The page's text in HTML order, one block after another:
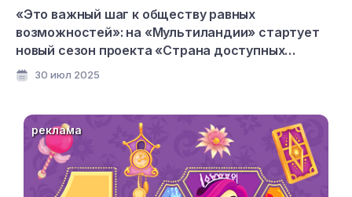
«Это важный шаг к обществу равных
возможностей»: на «Мультиландии» стартует
новый сезон проекта «Страна доступных
мультфильмов»
30 июл 2025
реклама